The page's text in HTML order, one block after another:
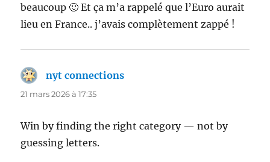
beaucoup 🙂 Et ça m’a rappelé que l’Euro aurait
lieu en France.. j’avais complètement zappé !
nyt connections
21 mars 2026 à 17:35
Win by finding the right category — not by
guessing letters.